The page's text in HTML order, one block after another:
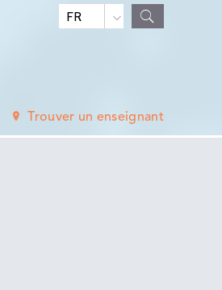
Trouver un enseignant